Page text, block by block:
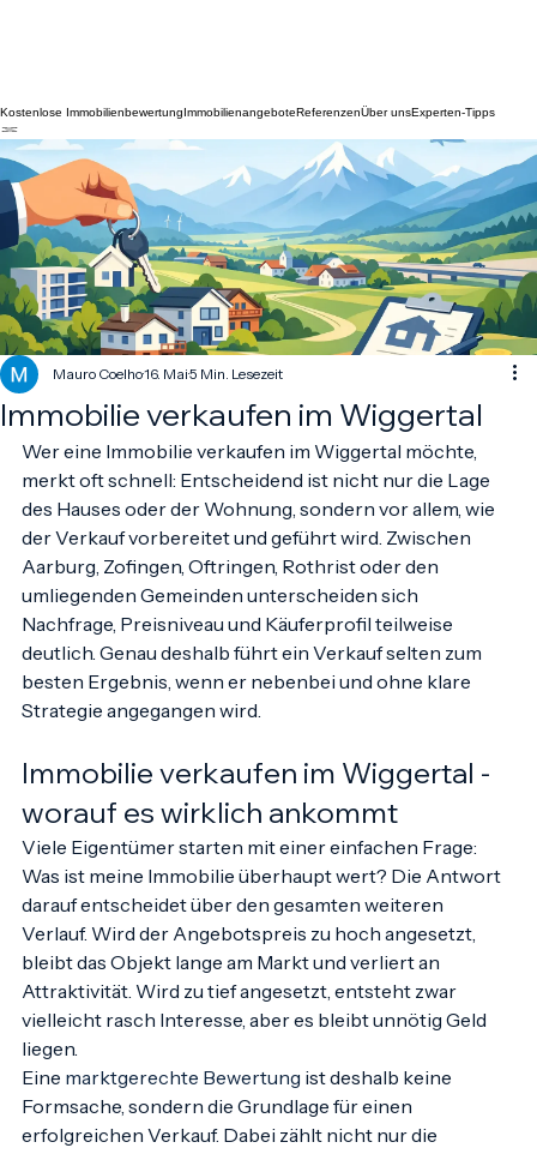
Kostenlose ImmobilienbewertungImmobilienangebote Referenzen Über uns
Immobilie verkaufen im Wiggertal
Mauro Coelho 16. Mai5 Min. Lesezeit
Wer eine Immobilie verkaufen im Wiggertal möchte,
merkt oft schnell: Entscheidend ist nicht nur die Lage
des Hauses oder der Wohnung, sondern vor allem, wie
der Verkauf vorbereitet und geführt wird. Zwischen
Aarburg, Zofingen, Oftringen, Rothrist oder den
umliegenden Gemeinden unterscheiden sich
Nachfrage, Preisniveau und Käuferprofil teilweise
deutlich. Genau deshalb führt ein Verkauf selten zum
besten Ergebnis, wenn er nebenbei und ohne klare
Immobilie verkaufen im Wiggertal -
worauf es wirklich ankommt
Viele Eigentümer starten mit einer einfachen Frage:
Was ist meine Immobilie überhaupt wert? Die Antwort
darauf entscheidet über den gesamten weiteren
Verlauf. Wird der Angebotspreis zu hoch angesetzt,
bleibt das Objekt lange am Markt und verliert an
Attraktivität. Wird zu tief angesetzt, entsteht zwar
vielleicht rasch Interesse, aber es bleibt unnötig Geld
liegen.
Eine marktgerechte Bewertung ist deshalb keine
Formsache, sondern die Grundlage für einen